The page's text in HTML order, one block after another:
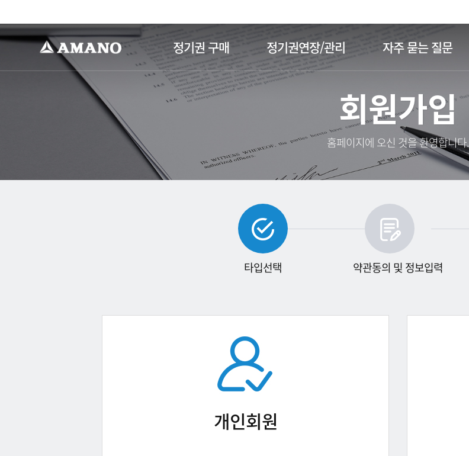
정기권 구매 정기권연장/관리 자주 묻는 질문
회원가입
홈페이지에 오신 것을 환영합니다.
타입선택 약관동의 및 정보입력
개인회원